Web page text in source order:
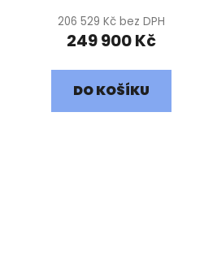
206 529 Kč bez DPH
249 900 Kč
DO KOŠÍKU